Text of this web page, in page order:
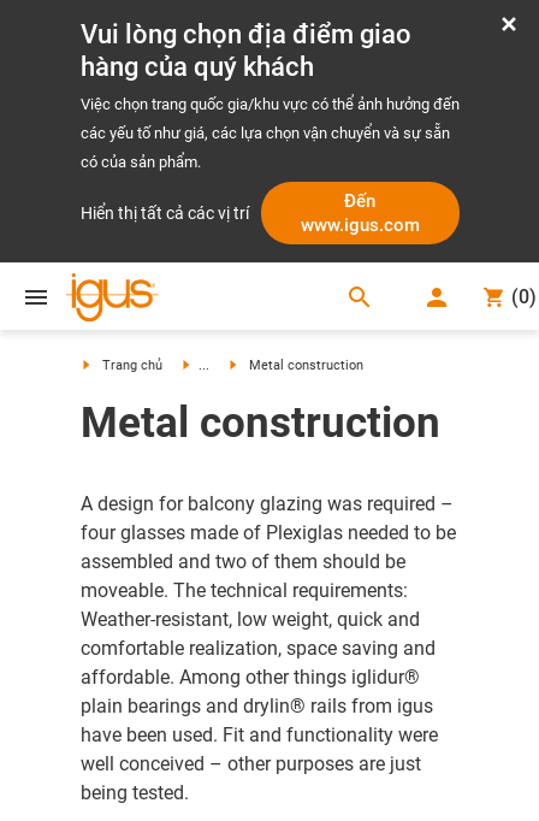
Vui lòng chọn địa điểm giao
hàng của quý khách
Việc chọn trang quốc gia/khu vực có thể ảnh hưởng đến
các yếu tố như giá, các lựa chọn vận chuyển và sự sẵn
có của sản phẩm.
Hiển thị tất cả các vị trí
Đến
www.igus.com
search (0)
Trang chủ ... Metal construction
Metal construction
A design for balcony glazing was required –
four glasses made of Plexiglas needed to be
assembled and two of them should be
moveable. The technical requirements:
Weather-resistant, low weight, quick and
comfortable realization, space saving and
affordable. Among other things iglidur®
plain bearings and drylin® rails from igus
have been used. Fit and functionality were
well conceived – other purposes are just
being tested.